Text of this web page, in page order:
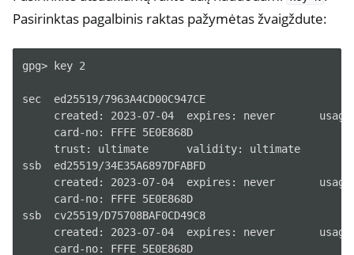
Pasirinktas pagalbinis raktas pažymėtas žvaigždute:
gpg> key 2
sec  ed25519/7963A4CD00C947CE
created: 2023-07-04  expires: never
     card-no: FFFE 5E0E868D
     trust: ultimate      validity: ultimate
ssb  ed25519/34E35A6897DFABFD
created: 2023-07-04  expires: never
     card-no: FFFE 5E0E868D
ssb  cv25519/D75708BAF0CD49C8
created: 2023-07-04  expires: never
     card-no: FFFE 5E0E868D